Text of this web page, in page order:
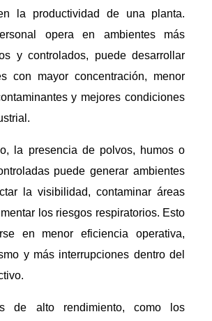
la productividad de una planta.
opera en ambientes más
y controlados, puede desarrollar
con mayor concentración, menor
y mejores condiciones
la presencia de polvos, humos o
puede generar ambientes
la visibilidad, contaminar áreas
los riesgos respiratorios. Esto
en menor eficiencia operativa,
y más interrupciones dentro del
de alto rendimiento, como los